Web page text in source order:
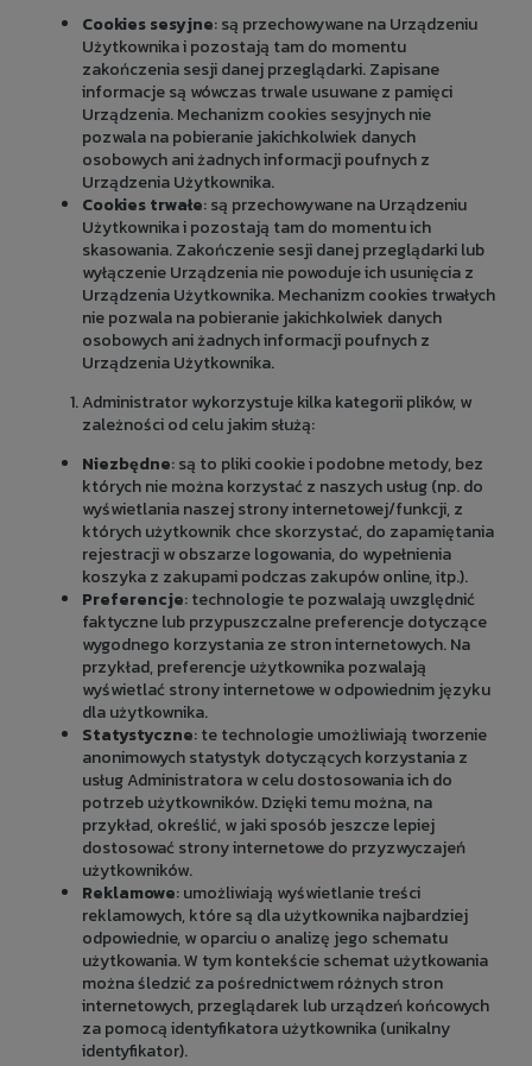
Cookies sesyjne: są przechowywane na Urządzeniu
Użytkownika i pozostają tam do momentu
zakończenia sesji danej przeglądarki. Zapisane
informacje są wówczas trwale usuwane z pamięci
Urządzenia. Mechanizm cookies sesyjnych nie
pozwala na pobieranie jakichkolwiek danych
osobowych ani żadnych informacji poufnych z
Urządzenia Użytkownika.
Cookies trwałe: są przechowywane na Urządzeniu
Użytkownika i pozostają tam do momentu ich
skasowania. Zakończenie sesji danej przeglądarki lub
wyłączenie Urządzenia nie powoduje ich usunięcia z
Urządzenia Użytkownika. Mechanizm cookies trwałych
nie pozwala na pobieranie jakichkolwiek danych
osobowych ani żadnych informacji poufnych z
Urządzenia Użytkownika.
Administrator wykorzystuje kilka kategorii plików, w
zależności od celu jakim służą:
Niezbędne: są to pliki cookie i podobne metody, bez
których nie można korzystać z naszych usług (np. do
wyświetlania naszej strony internetowej/funkcji, z
których użytkownik chce skorzystać, do zapamiętania
rejestracji w obszarze logowania, do wypełnienia
koszyka z zakupami podczas zakupów online, itp.).
Preferencje: technologie te pozwalają uwzględnić
faktyczne lub przypuszczalne preferencje dotyczące
wygodnego korzystania ze stron internetowych. Na
przykład, preferencje użytkownika pozwalają
wyświetlać strony internetowe w odpowiednim języku
dla użytkownika.
Statystyczne: te technologie umożliwiają tworzenie
anonimowych statystyk dotyczących korzystania z
usług Administratora w celu dostosowania ich do
potrzeb użytkowników. Dzięki temu można, na
przykład, określić, w jaki sposób jeszcze lepiej
dostosować strony internetowe do przyzwyczajeń
użytkowników.
Reklamowe: umożliwiają wyświetlanie treści
reklamowych, które są dla użytkownika najbardziej
odpowiednie, w oparciu o analizę jego schematu
użytkowania. W tym kontekście schemat użytkowania
można śledzić za pośrednictwem różnych stron
internetowych, przeglądarek lub urządzeń końcowych
za pomocą identyfikatora użytkownika (unikalny
identyfikator).